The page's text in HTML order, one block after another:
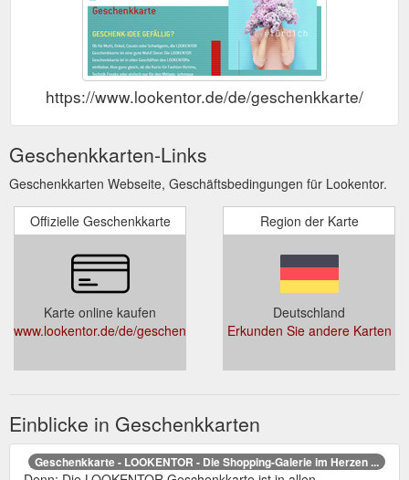
https://www.lookentor.de/de/geschenkkarte/
Geschenkkarten-Links
Geschenkkarten Webseite, Geschäftsbedingungen für Lookentor.
Offizielle Geschenkkarte
Karte online kaufen
www.lookentor.de/de/geschenkkarte/
Region der Karte
Deutschland
Erkunden Sie andere Karten
Einblicke in Geschenkkarten
Geschenkkarte - LOOKENTOR - Die Shopping-Galerie im Herzen ...